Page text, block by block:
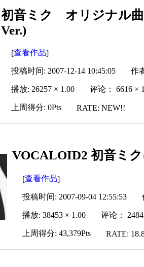
初音ミク オリジナル曲
Ver.)
[查看作品]
投稿时间: 2007-12-14 10:45:05 作
播放: 26257 × 1.00 评论： 6616 ×
上周得分: 0Pts RATE: NEW!!
VOCALOID2 初音ミ
[查看作品]
投稿时间: 2007-09-04 12:55:53
播放: 38453 × 1.00 评论：
上周得分: 43,379Pts RATE: